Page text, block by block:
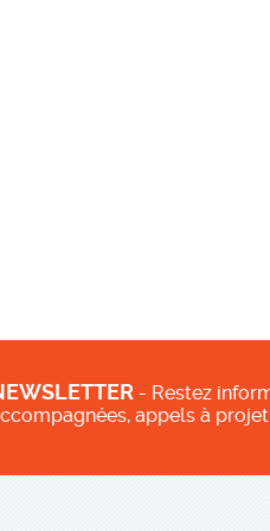
- Restez
appels à